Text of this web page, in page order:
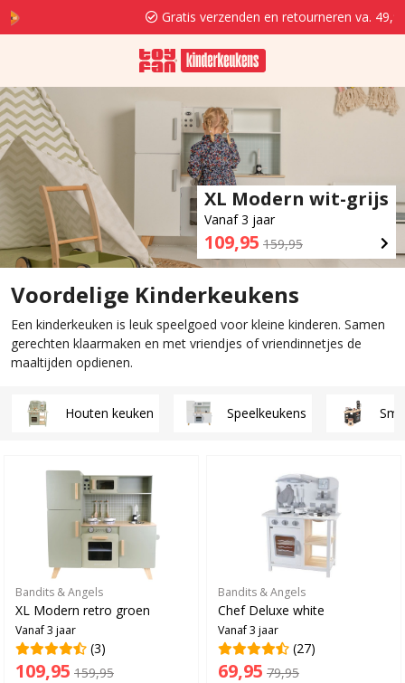
Gratis verzenden en retourneren va. 49,95
XL Modern wit-grijs
Vanaf 3 jaar
109,95 159,95
Voordelige Kinderkeukens
Een kinderkeuken is leuk speelgoed voor kleine kinderen. Samen
gerechten klaarmaken en met vriendjes of vriendinnetjes de
maaltijden opdienen.
Houten keuken Speelkeukens
Bandits & Angels
XL Modern retro groen
Vanaf 3 jaar
(3)
109,95 159,95
Bandits & Angels
Chef Deluxe white
Vanaf 3 jaar
(27)
69,95 79,95